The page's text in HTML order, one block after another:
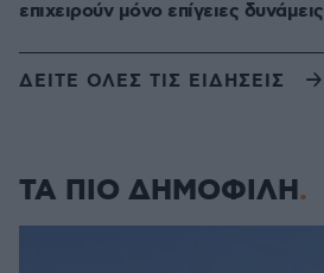
επιχειρούν μόνο επίγειες δυνάμεις
ΔΕΙΤΕ ΟΛΕΣ ΤΙΣ ΕΙΔΗΣΕΙΣ
ΤΑ ΠΙΟ ΔΗΜΟΦΙΛΗ